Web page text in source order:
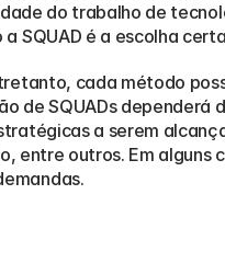
do trabalho de
SQUAD é a escolha
cada método
de SQUADs dependerá
a serem
entre outros. Em alguns